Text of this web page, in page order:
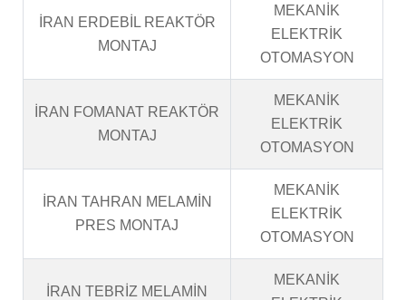
İRAN ERDEBİL REAKTÖR
MONTAJ
MEKANİK
ELEKTRİK
OTOMASYON
İRAN FOMANAT REAKTÖR
MONTAJ
MEKANİK
ELEKTRİK
OTOMASYON
İRAN TAHRAN MELAMİN
PRES MONTAJ
MEKANİK
ELEKTRİK
OTOMASYON
İRAN TEBRİZ MELAMİN
MEKANİK